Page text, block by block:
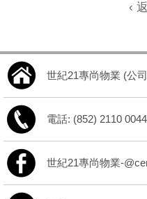
‹
世紀21專尚物業 (公
電話: (852) 2110 0044
世紀21專尚物業-